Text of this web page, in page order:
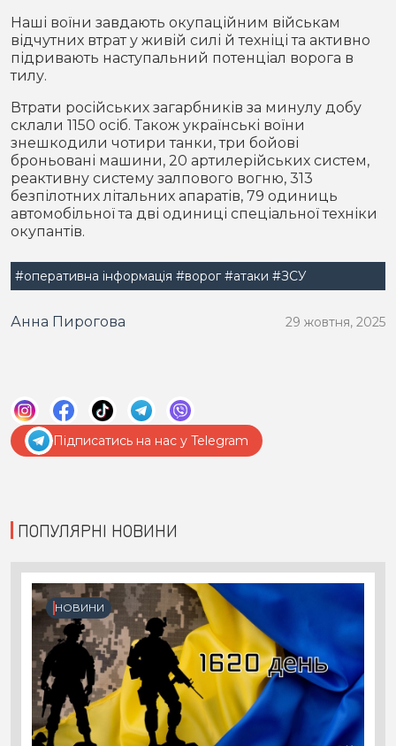
Наші воїни завдають окупаційним військам
відчутних втрат у живій силі й техніці та активно
підривають наступальний потенціал ворога в
тилу.
Втрати російських загарбників за минулу добу
склали 1150 осіб. Також українські воїни
знешкодили чотири танки, три бойові
броньовані машини, 20 артилерійських систем,
реактивну систему залпового вогню, 313
безпілотних літальних апаратів, 79 одиниць
автомобільної та дві одиниці спеціальної техніки
окупантів.
#оперативна інформація #ворог #атаки #ЗСУ
Анна Пирогова 29 жовтня, 2025
Підписатись на нас у Telegram
ПОПУЛЯРНІ НОВИНИ
НОВИНИ